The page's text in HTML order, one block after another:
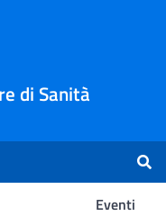
di Sanità
Eventi